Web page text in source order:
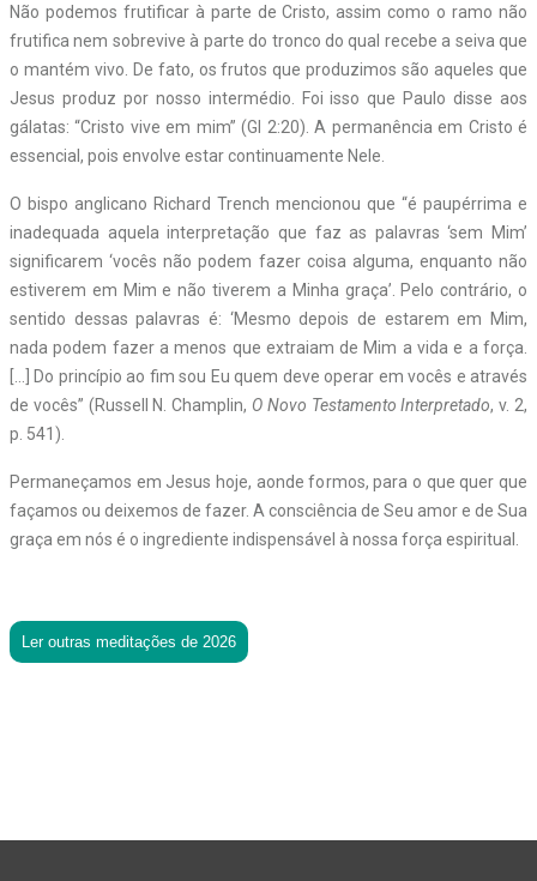
Não podemos frutificar à parte de Cristo, assim como o ramo não
frutifica nem sobrevive à parte do tronco do qual recebe a seiva que
o mantém vivo. De fato, os frutos que produzimos são aqueles que
Jesus produz por nosso intermédio. Foi isso que Paulo disse aos
gálatas: “Cristo vive em mim” (Gl 2:20). A permanência em Cristo é
essencial, pois envolve estar continuamente Nele.
O bispo anglicano Richard Trench mencionou que “é paupérrima e
inadequada aquela interpretação que faz as palavras ‘sem Mim’
significarem ‘vocês não podem fazer coisa alguma, enquanto não
estiverem em Mim e não tiverem a Minha graça’. Pelo contrário, o
sentido dessas palavras é: ‘Mesmo depois de estarem em Mim,
nada podem fazer a menos que extraiam de Mim a vida e a força.
[…] Do princípio ao fim sou Eu quem deve operar em vocês e através
de vocês” (Russell N. Champlin, O Novo Testamento Interpretado, v. 2,
p. 541).
Permaneçamos em Jesus hoje, aonde formos, para o que quer que
façamos ou deixemos de fazer. A consciência de Seu amor e de Sua
graça em nós é o ingrediente indispensável à nossa força espiritual.
Ler outras meditações de 2026